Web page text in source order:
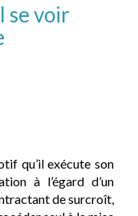
se voir
qu’il exécute son
à l’égard d’un
de surcroît,